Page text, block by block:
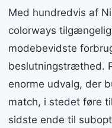
Med hundredvis af
colorways
modebevidste
beslutningstræthed.
enorme udvalg, der
match, i stedet føre
sidste ende til